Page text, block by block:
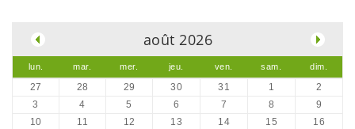
août 2026
lun. mar. mer. jeu. ven. sam. dim.
27 28 29 30 31 1
2
3
4 5 6 7 8
9
10
11 12 13 14 15
16